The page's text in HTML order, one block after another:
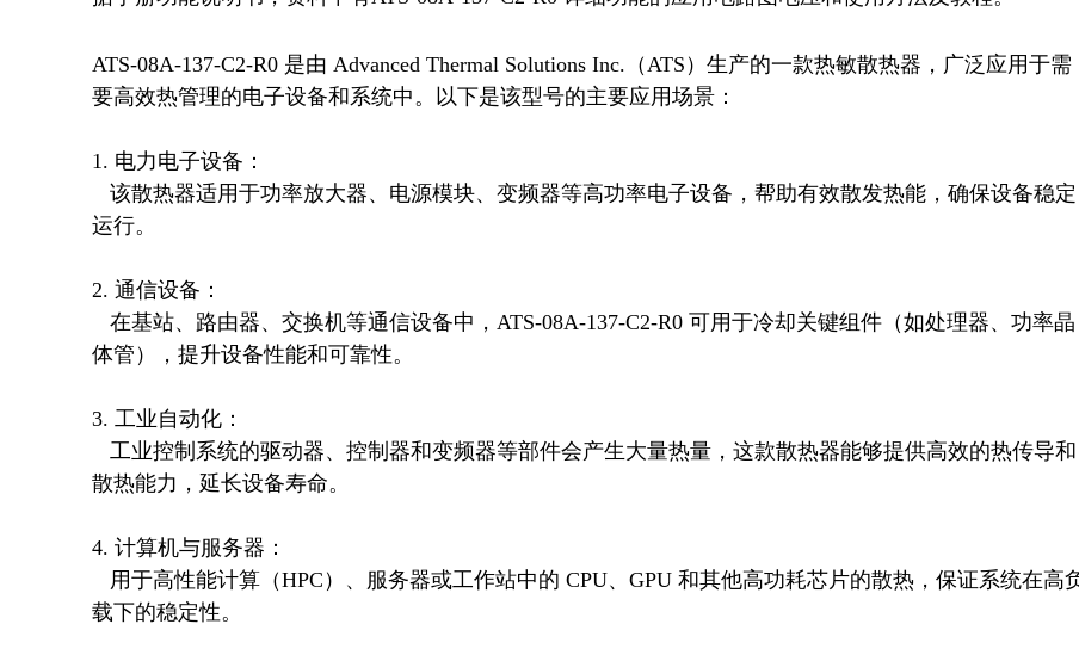
ATS-08A-137-C2-R0 是由 Advanced Thermal Solutions Inc.（ATS）生产的一款热敏散热器，广泛应用于需
要高效热管理的电子设备和系统中。以下是该型号的主要应用场景：
1. 电力电子设备：
运行。
2. 通信设备：
体管），提升设备性能和可靠性。
3. 工业自动化：
散热能力，延长设备寿命。
4. 计算机与服务器：
载下的稳定性。